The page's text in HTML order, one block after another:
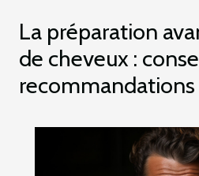
La préparation
de cheveux :
recommandations